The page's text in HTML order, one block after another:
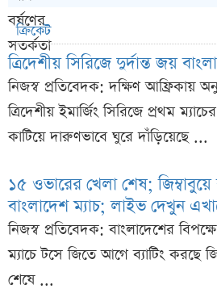
ক্রিকেট
ত্রিদেশীয় সিরিজে দুর্দান্ত জয়
নিজস্ব প্রতিবেদক: দক্ষিণ আফ্রিকায়
ত্রিদেশীয় ইমার্জিং সিরিজে প্রথম
কাটিয়ে দারুণভাবে ঘুরে দাঁড়িয়েছে ...
১৫ ওভারের খেলা শেষ; জিম্বাবুয়ে
বাংলাদেশ ম্যাচ; লাইভ দেখুন
নিজস্ব প্রতিবেদক: বাংলাদেশের
ম্যাচে টসে জিতে আগে ব্যাটিং করছে
শেষে ...